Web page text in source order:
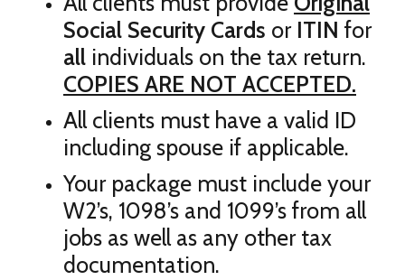
Social Security Cards or ITIN for
all individuals on the tax return.
COPIES ARE NOT ACCEPTED.
All clients must have a valid ID
including spouse if applicable.
Your package must include your
W2’s, 1098’s and 1099’s from all
jobs as well as any other tax
documentation.